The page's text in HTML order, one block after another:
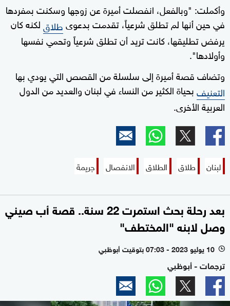
وأكملت: "وبالفعل، انفصلت أميرة عن زوجها وسكنت بمفردها
في حين أنها لم تطلق شرعياً، تقدمت بدعوىطلاقلكنه كان
يرفض تطليقها، كانت تريد أن تطلق شرعياً وتحمي نفسها
وأولادها".
وتضاف قصة أميرة إلى سلسلة من القصص التي يودي بها
التعنيفبحياة الكثير من النساء في لبنان والعديد من الدول
العربية الأخرى.
لبنان طلاق الطلاق الانفصال جريمة
بعد رحلة بحث استمرت 22 سنة.. قصة أب صيني
وصل لابنه "المختطف"
l 10 يوليو 2023 - 07:03 بتوقيت أبوظبي
ترجمات - أبوظبي